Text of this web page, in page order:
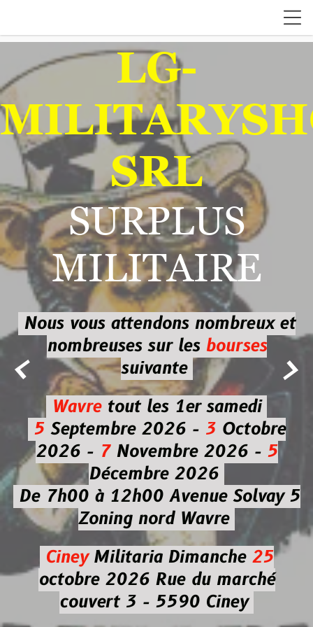
 
LG-
SRL
SURPLUS
MILITAIRE
Nous vous attendons nombreux et
nombreuses sur les bourses
suivante
Wavretout les 1er samedi
5Septembre 2026 - 3Octobre
2026 -7Novembre 2026 - 5
Décembre 2026
De 7h00 à 12h00 Avenue Solvay 5
Zoning nord Wavre
CineyMilitaria Dimanche 25
octobre 2026Rue du marché
couvert 3 - 5590 Ciney